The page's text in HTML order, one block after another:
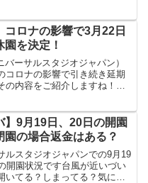
影響での休園となってしまっ
代はどうな...
コロナの影響で3月22日
園を決定！
バーサルスタジオジャパン）
コロナの影響で引き続き延期
の内容をご紹介しますね！
15日までとしていた、休園を
変...
】9月19日、20日の開園
園の場合返金はある？
ルスタジオジャパンでの9月19
開園状況です台風が近いづい
いてる？しまってる？気にな